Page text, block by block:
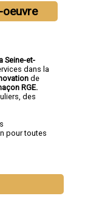
Seine-et-
dans la
de
RGE.
des
pour toutes